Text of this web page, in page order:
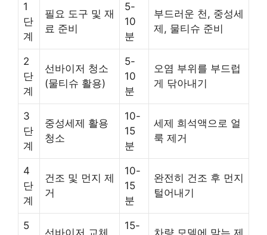
1
단
계
필요 도구 및 재
료 준비
5-
10
분
부드러운 천, 중성세
제, 물티슈 준비
2
단
계
선바이저 청소
(물티슈 활용)
5-
10
분
오염 부위를 부드럽
게 닦아내기
3
단
계
중성세제 활용
청소
10-
15
분
세제 희석액으로 얼
룩 제거
4
단
계
건조 및 먼지 제
거
10-
15
분
완전히 건조 후 먼지
털어내기
5
15-